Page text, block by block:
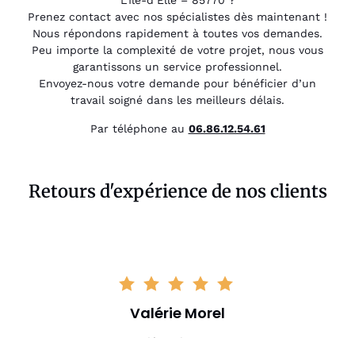
Prenez contact avec nos spécialistes dès maintenant !
Nous répondons rapidement à toutes vos demandes.
Peu importe la complexité de votre projet, nous vous
garantissons un service professionnel.
Envoyez-nous votre demande pour bénéficier d’un
travail soigné dans les meilleurs délais.
Par téléphone au 06.86.12.54.61
Retours d'expérience de nos clients
Valérie Morel